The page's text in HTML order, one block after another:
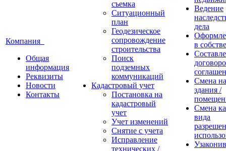
Компания
Общая
информация
Реквизиты
Новости
Контакты
съемка
Ситуационный
план
Геодезическое
сопровождение
строительства
Поиск
подземных
коммуникаций
Кадастровый учет
Постановка на
кадастровый
учет
Учет изменений
Снятие с учета
Исправление
технических /
Ведение
дела
в
Смена
здания /
Смена
вида